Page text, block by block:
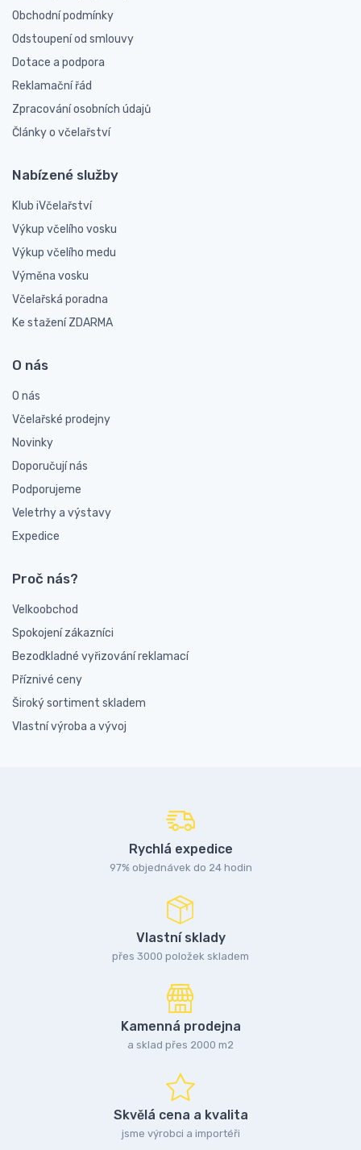
Obchodní podmínky
Odstoupení od smlouvy
Dotace a podpora
Reklamační řád
Zpracování osobních údajů
Články o včelařství
Nabízené služby
Klub iVčelařství
Výkup včelího vosku
Výkup včelího medu
Výměna vosku
Včelařská poradna
Ke stažení ZDARMA
O nás
O nás
Včelařské prodejny
Novinky
Doporučují nás
Podporujeme
Veletrhy a výstavy
Expedice
Proč nás?
Velkoobchod
Spokojení zákazníci
Bezodkladné vyřizování reklamací
Příznivé ceny
Široký sortiment skladem
Vlastní výroba a vývoj
Rychlá expedice
97% objednávek do 24 hodin
Vlastní sklady
přes 3000 položek skladem
Kamenná prodejna
a sklad přes 2000 m2
Skvělá cena a kvalita
jsme výrobci a importéři